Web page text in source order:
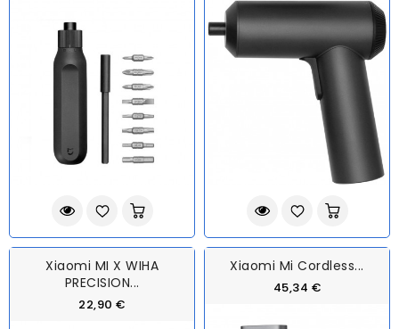
Xiaomi MI X WIHA
PRECISION...
22,90 €
Xiaomi Mi Cordless...
45,34 €